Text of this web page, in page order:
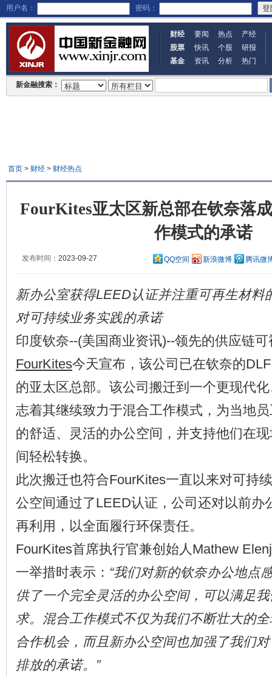
用户名： 密码：
财经 要闻 热点
产经
股票
快讯 个股
研报
基金
资讯 分析 热门
新金融搜索：
首页> 财经> 财经热点
FourKites亚太区新总部在钦奈落
作模式的承诺
发布时间： 2023-09-27 QQ空间 新浪微博 腾讯微
新办公室获得LEED认证并注重可再生材料
对可持续业务实践的承诺
印度钦奈--(美国商业资讯)--领先的供应链
FourKites今天宣布，该公司已在钦奈的
的亚太区总部。该公司搬迁到一个更现代
志着其继续致力于混合工作模式，为当地
的舒适、灵活的办公空间，并支持他们在
间轻松转换。
此次搬迁也符合FourKites一直以来对可持
公空间通过了LEED认证，公司还对以前办
再利用，以全面履行环保责任。
FourKites首席执行官兼创始人Mathew
一举措时表示： “我们对新的钦奈办公地点
供了一个完全灵活的办公空间，可以满足
求。混合工作模式不仅为我们不断壮大的
合作机会，而且新办公空间也加强了我们
排放的承诺。”